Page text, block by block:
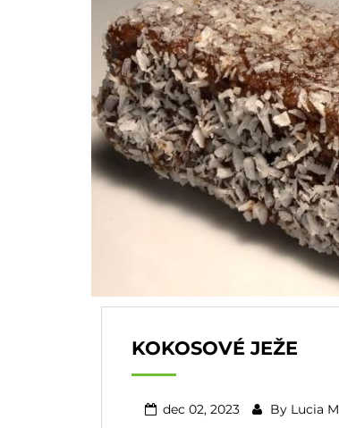
KOKOSOVÉ JEŽE
dec 02, 2023 By Lucia